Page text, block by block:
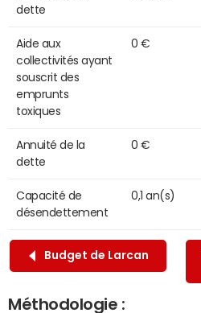
dette
Aide aux
collectivités ayant
souscrit des
emprunts
toxiques
0 €
Annuité de la
dette
0 €
Capacité de
désendettement
0,1 an(s)
Budget de Larcan
Méthodologie :